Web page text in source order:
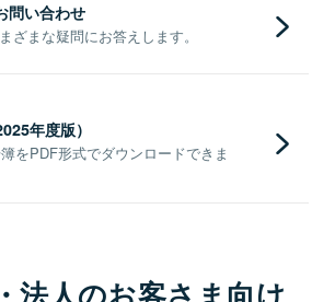
問い合わせ
ざまな疑問にお答えします。
年度版）
をPDF形式でダウンロードできま